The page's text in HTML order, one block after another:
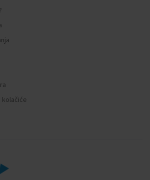
kolačiće